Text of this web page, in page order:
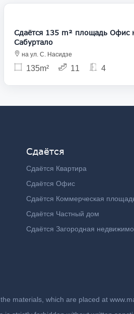
1
Сдаётся 135 m² площадь Офис
Сабуртало
на ул. С. Насидзе
135m² 11 4
Сдаётся
Сдаётся Квартира
Сдаётся Офис
Сдаётся Коммерческая
Сдаётся Частный дом
Сдаётся Загородная
materials, which are placed at